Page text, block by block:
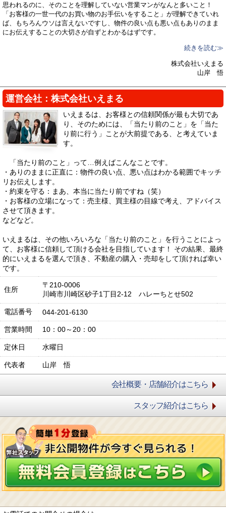
思われるのに、そのことを理解していない営業マンがなんと多いこと！
「お客様の一世一代のお買い物のお手伝いをすること」が理解できていれ
ば、もちろんウソは言えないですし、物件の良い点も悪い点もありのまま
にお伝えすることの大切さが自ずとわかるはずです。
続きを読む≫
株式会社いえまる
山岸 悟
運営会社：株式会社いえまる
いえまるは、お客様との信頼関係が最も大切であ
り、そのためには、「当たり前のこと」を「当た
り前に行う」ことが大前提である、と考えていま
す。
「当たり前のこと」って…例えばこんなことです。
・ありのままに正直に：物件の良い点、悪い点はわかる範囲でキッチ
リお伝えします。
・約束を守る：まあ、本当に当たり前ですね（笑）
・お客様の立場になって：売主様、買主様の目線で考え、アドバイス
させて頂きます。
などなど。
いえまるは、その他いろいろな「当たり前のこと」を行うことによっ
て、お客様に信頼して頂ける会社を目指しています！ その結果、最終
的にいえまるを選んで頂き、不動産の購入・売却をして頂ければ幸い
です。
住所
〒210-0006
川崎市川崎区砂子1丁目2-12 ハレーちとせ502
電話番号 044-201-6130
営業時間 10：00～20：00
定休日 水曜日
代表者 山岸 悟
会社概要・店舗紹介はこちら
スタッフ紹介はこちら